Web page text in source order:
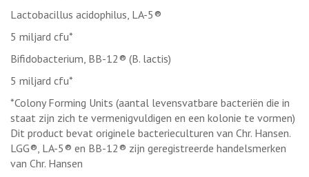
Lactobacillus acidophilus, LA-5®
5 miljard cfu*
Bifidobacterium, BB-12® (B. lactis)
5 miljard cfu*
*Colony Forming Units (aantal levensvatbare bacteriën die in
staat zijn zich te vermenigvuldigen en een kolonie te vormen)
Dit product bevat originele bacterieculturen van Chr. Hansen.
LGG®, LA-5® en BB-12® zijn geregistreerde handelsmerken
van Chr. Hansen